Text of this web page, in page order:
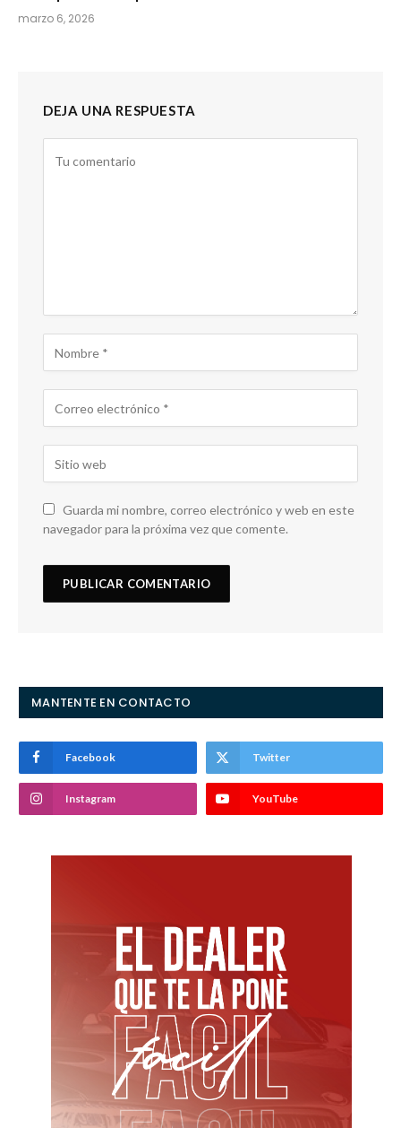
marzo 6, 2026
DEJA UNA RESPUESTA
Guarda mi nombre, correo electrónico y web en este
navegador para la próxima vez que comente.
MANTENTE EN CONTACTO
Facebook Twitter
Instagram YouTube